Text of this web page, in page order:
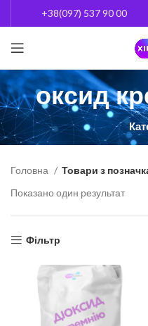
+38(097) 537 90 00
оксид
Головна
Товари з
Показано один результат
Фільтр